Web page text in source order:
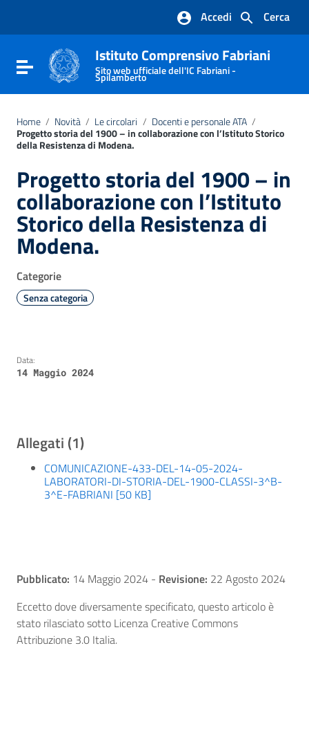
Vai al footer
Cerca
Accedi
Attiva / disattiva la navigazione
Istituto Comprensivo Fabriani
Sito web ufficiale dell'IC Fabriani -
Spilamberto
Home / Novità / Le circolari / Docenti e personale ATA /
Progetto storia del 1900 – in collaborazione con l’Istituto Storico
della Resistenza di Modena.
Progetto storia del 1900 – in
collaborazione con l’Istituto
Storico della Resistenza di
Modena.
Categorie
Senza categoria
Data:
14 Maggio 2024
Allegati (1)
COMUNICAZIONE-433-DEL-14-05-2024-
LABORATORI-DI-STORIA-DEL-1900-CLASSI-3^B-
3^E-FABRIANI [50 KB]
Pubblicato: 14 Maggio 2024 - Revisione: 22 Agosto 2024
Eccetto dove diversamente specificato, questo articolo è
stato rilasciato sotto Licenza Creative Commons
Attribuzione 3.0 Italia.